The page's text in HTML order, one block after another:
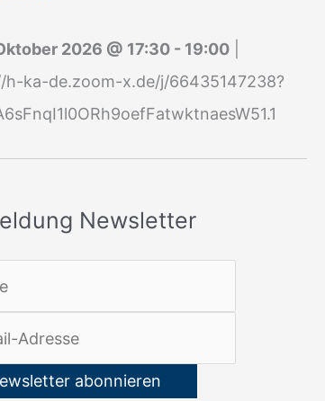
2026 @ 17:30- 19:00|
h-ka-de.zoom-x.de/j/66435147238?
Newsletter